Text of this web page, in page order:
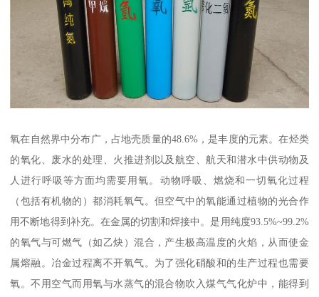
氧在自然界中分布广，占地壳质量的48.6%，是丰度的元素。在烃类
的氧化、废水的处理、火推进剂以及航空、航天和潜水中供动物及
人进行呼吸等方面均需要用氧。动物呼吸、燃烧和一切氧化过程
（包括有机物的）都消耗氧气。但空气中的氧能通过植物的光合作
用不断地得到补充。在金属的切割和焊接中。是用纯度93.5%~99.2%
的氧气与可燃气（如乙炔）混合，产生极高温度的火焰，从而使金
属熔融。冶金过程离不开氧气。为了强化硝酸和的生产过程也需要
氧。不用空气而用氧与水蒸气的混合物吹入煤气气化炉中，能得到